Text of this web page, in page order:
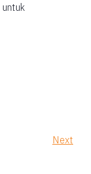
untuk
Next